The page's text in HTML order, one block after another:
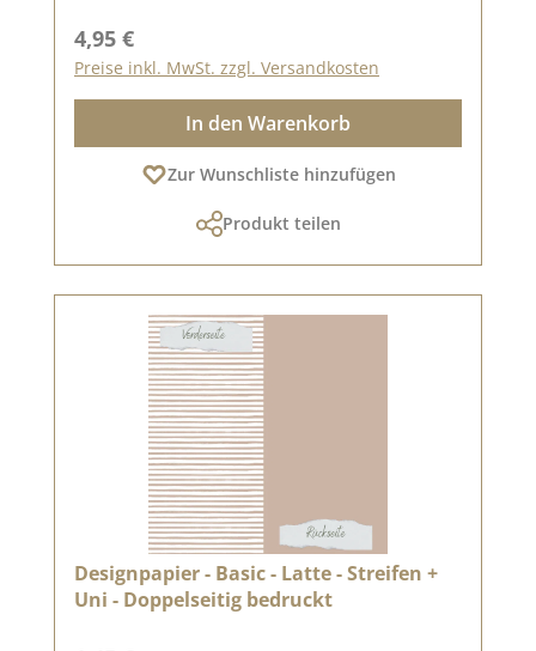
Regulärer Preis:
4,95 €
Preise inkl. MwSt. zzgl. Versandkosten
In den Warenkorb
Zur Wunschliste hinzufügen
Produkt teilen
Designpapier - Basic - Latte - Streifen +
Uni - Doppelseitig bedruckt